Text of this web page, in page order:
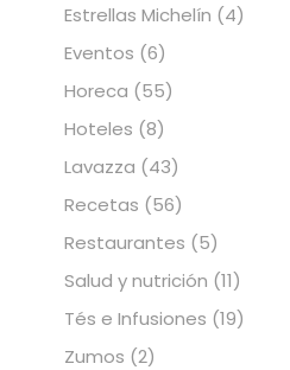
Estrellas Michelín (4)
Eventos (6)
Horeca (55)
Hoteles (8)
Lavazza (43)
Recetas (56)
Restaurantes (5)
Salud y nutrición (11)
Tés e Infusiones (19)
Zumos (2)